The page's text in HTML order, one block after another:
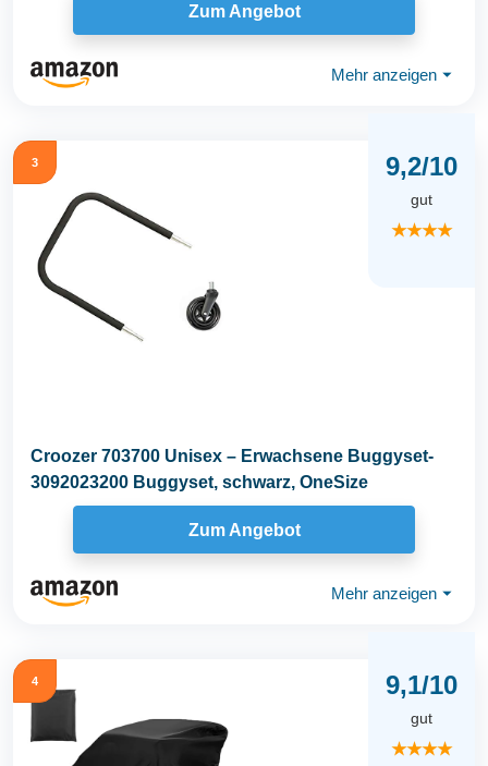
Zum Angebot
Mehr anzeigen ⏷
3 9,2/10
gut
★★★★
Croozer 703700 Unisex – Erwachsene Buggyset-
3092023200 Buggyset, schwarz, OneSize
Zum Angebot
Mehr anzeigen ⏷
4 9,1/10
gut
★★★★